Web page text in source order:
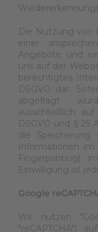
Die Nutzung von
einer
Angebote und
uns auf der
berechtigtes
DSGVO dar.
abgefragt
ausschließlich
DSGVO und § 25
die
Informationen im
Fingerprinting)
Einwilligung ist
Google
Wir nutzen
"reCAPTCHA")